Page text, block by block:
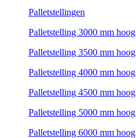
Palletstellingen
Palletstelling 3000 mm hoog
Palletstelling 3500 mm hoog
Palletstelling 4000 mm hoog
Palletstelling 4500 mm hoog
Palletstelling 5000 mm hoog
Palletstelling 6000 mm hoog